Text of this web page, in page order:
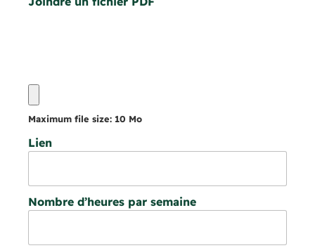
Maximum file size: 10 Mo
Lien
Nombre d’heures par semaine